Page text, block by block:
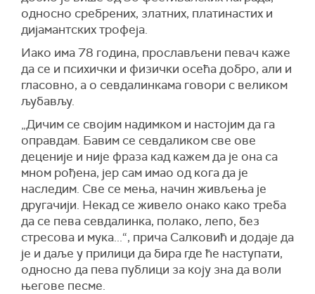
односно сребрених, златних, платинастих и
дијамантских трофеја.
Иако има 78 година, прослављени певач каже
да се и психички и физички осећа добро, али и
гласовно, а о севдалинкама говори с великом
љубављу.
„Дичим се својим надимком и настојим да га
оправдам. Бавим се севдаликом све ове
деценије и није фраза кад кажем да је она са
мном рођена, јер сам имао од кога да је
наследим. Све се мења, начин живљења је
другачији. Некад се живело онако како треба
да се пева севдалинка, полако, лепо, без
стресова и мука...“, прича Салковић и додаје да
је и даље у прилици да бира где ће наступати,
односно да пева публици за коју зна да воли
његове песме.